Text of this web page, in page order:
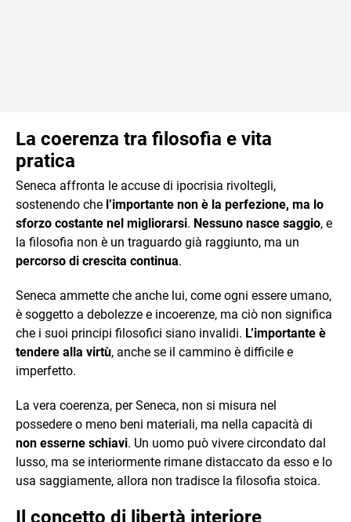
La coerenza tra filosofia e vita
pratica
Seneca affronta le accuse di ipocrisia rivoltegli,
sostenendo che l’importante non è la perfezione, ma lo
sforzo costante nel migliorarsi. Nessuno nasce saggio, e
la filosofia non è un traguardo già raggiunto, ma un
percorso di crescita continua.
Seneca ammette che anche lui, come ogni essere umano,
è soggetto a debolezze e incoerenze, ma ciò non significa
che i suoi principi filosofici siano invalidi. L’importante è
tendere alla virtù, anche se il cammino è difficile e
imperfetto.
La vera coerenza, per Seneca, non si misura nel
possedere o meno beni materiali, ma nella capacità di
non esserne schiavi. Un uomo può vivere circondato dal
lusso, ma se interiormente rimane distaccato da esso e lo
usa saggiamente, allora non tradisce la filosofia stoica.
Il concetto di libertà interiore